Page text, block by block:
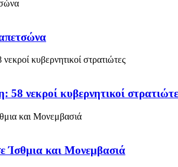
58 νεκροί κυβερνητικοί
Ίσθμια και Μονεμβασιά